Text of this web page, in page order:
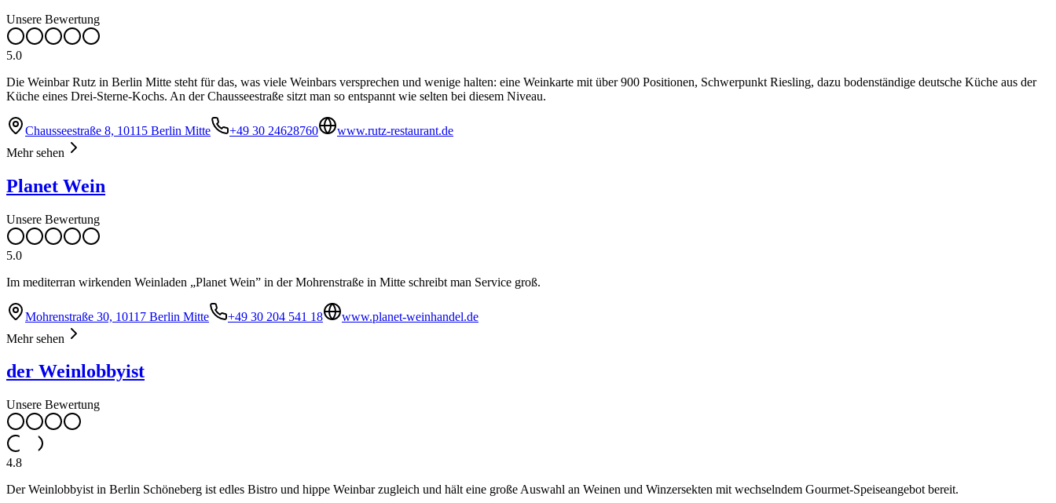
Unsere Bewertung
5.0
Die Weinbar Rutz in Berlin Mitte steht für das, was viele Weinbars versprechen und wenige halten: eine Weinkarte mit über 900 Positionen, Schwerpunkt Riesling, dazu bodenständige deutsche Küche aus der
Küche eines Drei-Sterne-Kochs. An der Chausseestraße sitzt man so entspannt wie selten bei diesem Niveau.
Chausseestraße 8, 10115 Berlin Mitte +49 30 24628760
www.rutz-restaurant.de
Mehr sehen
Planet Wein
Unsere Bewertung
5.0
Im mediterran wirkenden Weinladen „Planet Wein” in der Mohrenstraße in Mitte schreibt man Service groß.
Mohrenstraße 30, 10117 Berlin Mitte +49 30 204 541 18
www.planet-weinhandel.de
Mehr sehen
der Weinlobbyist
Unsere Bewertung
4.8
Der Weinlobbyist in Berlin Schöneberg ist edles Bistro und hippe Weinbar zugleich und hält eine große Auswahl an Weinen und Winzersekten mit wechselndem Gourmet-Speiseangebot bereit.